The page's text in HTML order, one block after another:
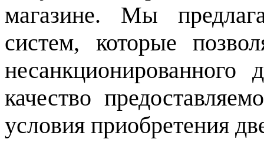
магазине. Мы
систем, которые
несанкционированного
качество
условия приобретения